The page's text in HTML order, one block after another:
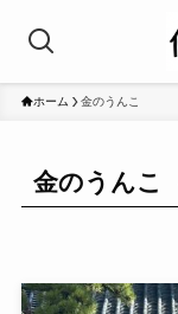
ホーム 金のうんこ
金のうんこ